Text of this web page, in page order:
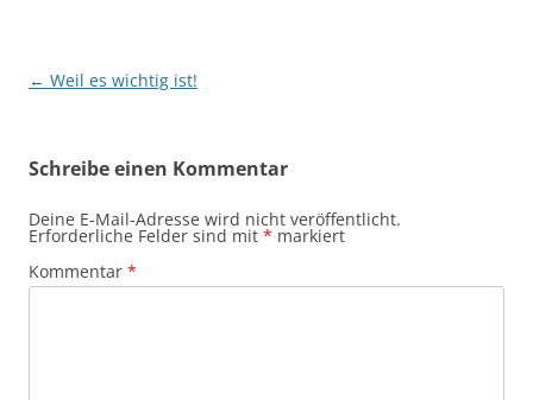
Beitragsnavigation
← Weil es wichtig ist!
Schreibe einen Kommentar
Deine E-Mail-Adresse wird nicht veröffentlicht.
Erforderliche Felder sind mit * markiert
Kommentar *